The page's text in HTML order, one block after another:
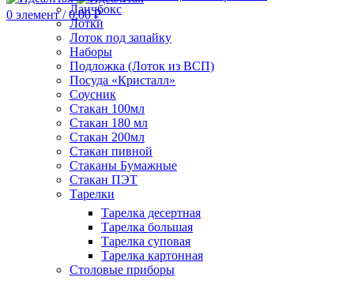
0 элемент / 0.00₽
Ланчбокс
Лотки
Лоток под запайку
Наборы
Подложка (Лоток из ВСП)
Посуда «Кристалл»
Соусник
Стакан 100мл
Стакан 180 мл
Стакан 200мл
Стакан пивной
Стаканы Бумажные
Стакан ПЭТ
Тарелки
Тарелка десертная
Тарелка большая
Тарелка суповая
Тарелка картонная
Столовые приборы